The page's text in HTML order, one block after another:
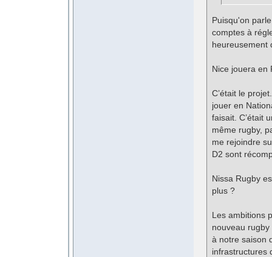
Puisqu'on
comptes à
heureusement
Nice jouera en
C’était le
jouer en
faisait. C’était
même rugby,
me rejoindre
D2 sont
Nissa Rugby
plus ?
Les ambitions
nouveau
à notre saison
infrastructures